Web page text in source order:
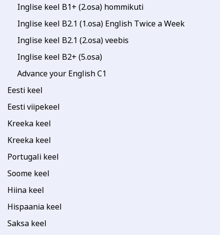
Inglise keel B1+ (2.osa) hommikuti
Inglise keel B2.1 (1.osa) English Twice a Week
Inglise keel B2.1 (2.osa) veebis
Inglise keel B2+ (5.osa)
Advance your English C1
Eesti keel
Eesti viipekeel
Kreeka keel
Kreeka keel
Portugali keel
Soome keel
Hiina keel
Hispaania keel
Saksa keel